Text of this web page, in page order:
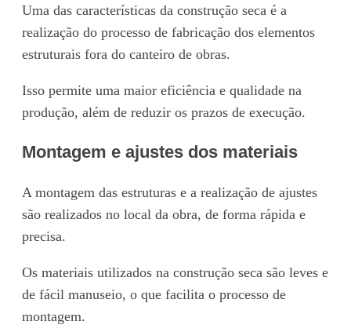
Uma das características da construção seca é a
realização do processo de fabricação dos elementos
estruturais fora do canteiro de obras.
Isso permite uma maior eficiência e qualidade na
produção, além de reduzir os prazos de execução.
Montagem e ajustes dos materiais
A montagem das estruturas e a realização de ajustes
são realizados no local da obra, de forma rápida e
precisa.
Os materiais utilizados na construção seca são leves e
de fácil manuseio, o que facilita o processo de
montagem.